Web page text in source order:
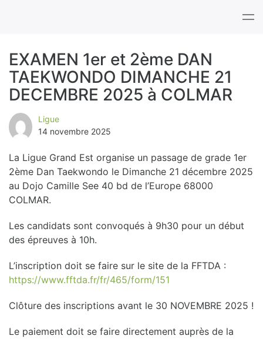
B
l
o
g
EXAMEN 1er et 2ème DAN
TAEKWONDO DIMANCHE 21
DECEMBRE 2025 à COLMAR
Ligue
14 novembre 2025
La Ligue Grand Est organise un passage de grade 1er
2ème Dan Taekwondo le Dimanche 21 décembre 2025
au Dojo Camille See 40 bd de l’Europe 68000
COLMAR.
Les candidats sont convoqués à 9h30 pour un début
des épreuves à 10h.
L’inscription doit se faire sur le site de la FFTDA :
https://www.fftda.fr/fr/465/form/151
Clôture des inscriptions avant le 30 NOVEMBRE 2025 !
Le paiement doit se faire directement auprès de la